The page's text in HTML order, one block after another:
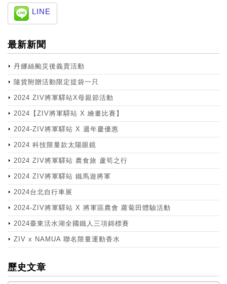
LINE
最新新聞
丹娜絲颱災後義賣活動
隨貨附贈活動限定提袋一只
2024 ZIV將軍驛站X母親節活動
2024【ZIV將軍驛站 X 繪畫比賽】
2024-ZIV將軍驛站 X 週年慶優惠
2024 科技限量款太陽眼鏡
2024 ZIV將軍驛站 農食旅 蘆筍之行
2024 ZIV將軍驛站 鐵馬遊將軍
2024台北自行車展
2024-ZIV將軍驛站 X 將軍區農會 蘿蔔田體驗活動
2024臺東活水湖全國鐵人三項錦標賽
ZIV x NAMUA 聯名限量運動香水
more
歷史文章